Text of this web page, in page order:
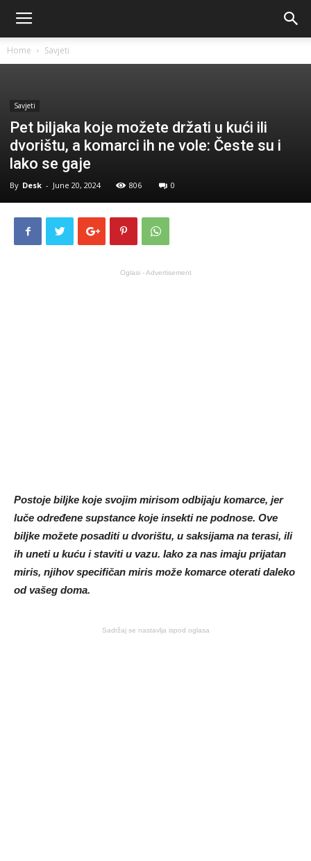
Home Savjeti
Savjeti
Pet biljaka koje možete držati u kući ili
dvorištu, a komarci ih ne vole: Česte su i
lako se gaje
By Desk - June 20, 2024 806 0
Oglasi - Advertisement
Postoje biljke koje svojim mirisom odbijaju komarce, jer
luče određene supstance koje insekti ne podnose. Ove
biljke možete posaditi u dvorištu, u saksijama na terasi, ili
ih uneti u kuću i staviti u vazu. Iako za nas imaju prijatan
miris, njihov specifičan miris može komarce oterati daleko
od vašeg doma.
Sadržaj se nastavlja ispod oglasa